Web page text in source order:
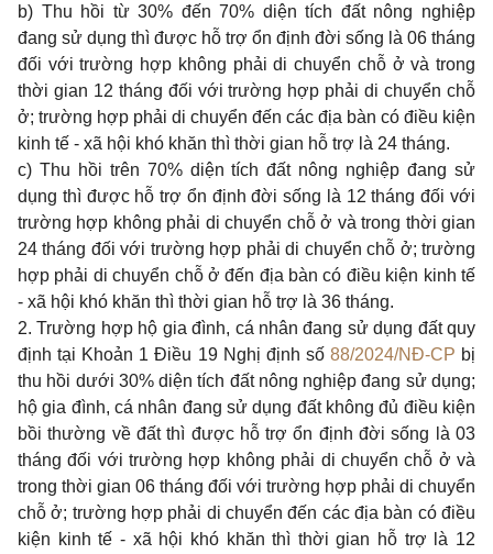
b) Thu hồi từ 30% đến 70% diện tích đất nông nghiệp
đang sử dụng thì được hỗ trợ ổn định đời sống là 06 tháng
đối với trường hợp không phải di chuyển chỗ ở và trong
thời gian 12 tháng đối với trường hợp phải di chuyển chỗ
ở; trường hợp phải di chuyển đến các địa bàn có điều kiện
kinh tế - xã hội khó khăn thì thời gian hỗ trợ là 24 tháng.
c) Thu hồi trên 70% diện tích đất nông nghiệp đang sử
dụng thì được hỗ trợ ổn định đời sống là 12 tháng đối với
trường hợp không phải di chuyển chỗ ở và trong thời gian
24 tháng đối với trường hợp phải di chuyển chỗ ở; trường
hợp phải di chuyển chỗ ở đến địa bàn có điều kiện kinh tế
- xã hội khó khăn thì thời gian hỗ trợ là 36 tháng.
2. Trường hợp hộ gia đình, cá nhân đang sử dụng đất quy
định tại Khoản 1 Điều 19 Nghị định số 88/2024/NĐ-CP bị
thu hồi dưới 30% diện tích đất nông nghiệp đang sử dụng;
hộ gia đình, cá nhân đang sử dụng đất không đủ điều kiện
bồi thường về đất thì được hỗ trợ ổn định đời sống là 03
tháng đối với trường hợp không phải di chuyển chỗ ở và
trong thời gian 06 tháng đối với trường hợp phải di chuyển
chỗ ở; trường hợp phải di chuyển đến các địa bàn có điều
kiện kinh tế - xã hội khó khăn thì thời gian hỗ trợ là 12